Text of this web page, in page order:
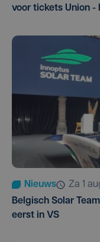
voor tickets Union -
Nieuws
za 1
Belgisch Solar
eerst in VS